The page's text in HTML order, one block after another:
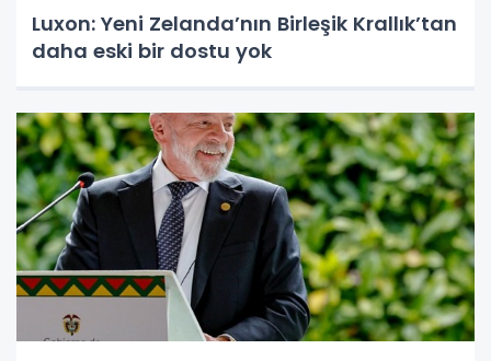
Luxon: Yeni Zelanda’nın Birleşik Krallık’tan
daha eski bir dostu yok